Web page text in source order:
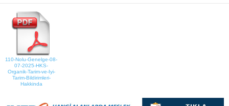
110-Nolu-Genelge-08-
07-2025-HKS-
Organik-Tarim-ve-Iyi-
Tarim-Bildirimleri-
Hakkinda